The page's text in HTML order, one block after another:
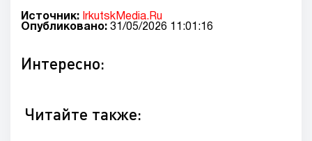
Источник:
IrkutskMedia.Ru
Опубликовано: 31/05/2026 11:01:16
Интересно:
Читайте также: